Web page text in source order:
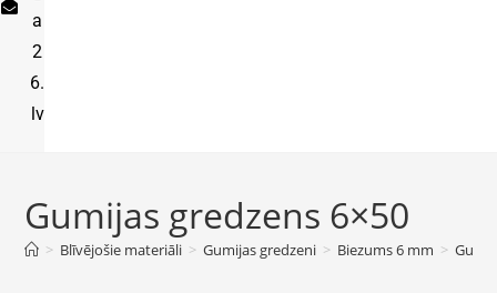
a
2
6.
lv
Gumijas gredzens 6×50
> Blīvējošie materiāli > Gumijas gredzeni > Biezums 6 mm >